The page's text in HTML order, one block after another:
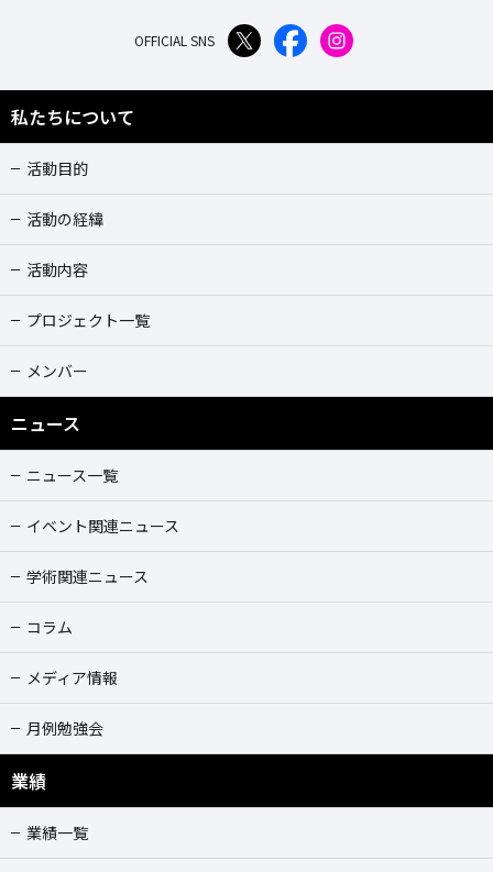
OFFICIAL SNS
私たちについて
活動目的
活動の経緯
活動内容
プロジェクト一覧
メンバー
ニュース
ニュース一覧
イベント関連ニュース
学術関連ニュース
コラム
メディア情報
月例勉強会
業績
業績一覧